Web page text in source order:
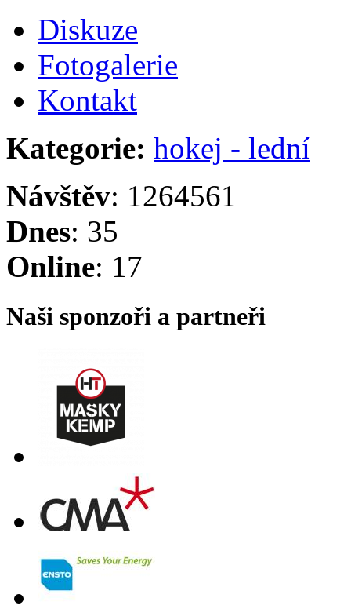
Diskuze
Fotogalerie
Kontakt
Kategorie: hokej - lední
Návštěv: 1264561
Dnes: 35
Online: 17
Naši sponzoři a partneři